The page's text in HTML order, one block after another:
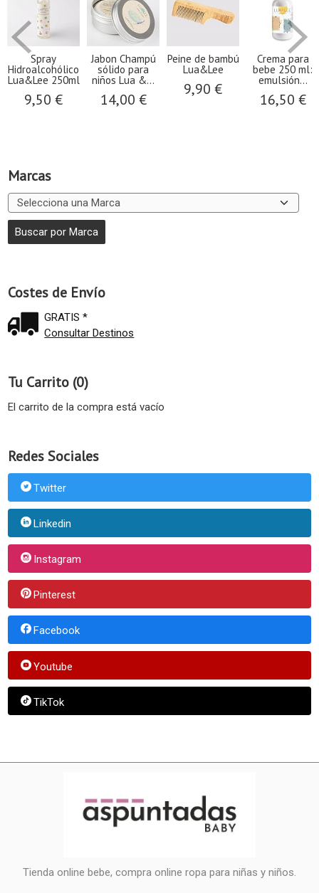
Marcas
Costes de Envío
GRATIS *
Consultar Destinos
Tu Carrito (0)
El carrito de la compra está vacío
Redes Sociales
Twitter
Linkedin
Instagram
Pinterest
Facebook
Youtube
TikTok
Spray
Hidroalcohólico
Lua&Lee 250ml
9,50 €
Jabon Champú
sólido para
niños Lua &...
14,00 €
Peine de bambú
Lua&Lee
9,90 €
Crema para
bebe 250 ml:
emulsión...
16,50 €
Tienda online bebe, compra online ropa para niñas y niños.